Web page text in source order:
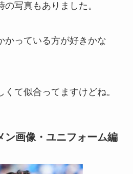
の写真もありました。
かっている方が好きかな
て似合ってますけどね。
ン画像・ユニフォーム編